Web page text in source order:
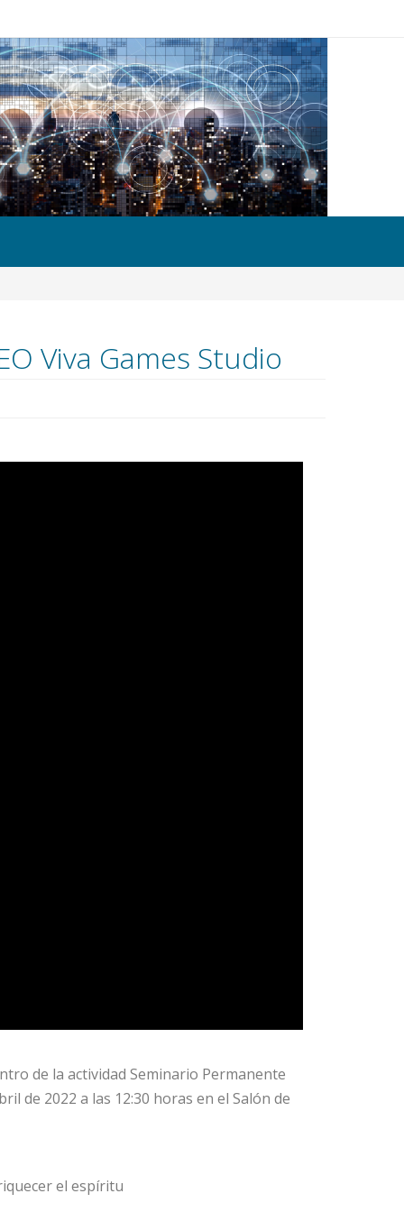
Viva Games Studio
de la actividad Seminario Permanente
de 2022 a las 12:30 horas en el Salón de
el espíritu